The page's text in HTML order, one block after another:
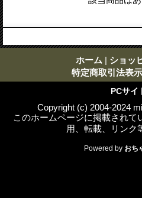
ホーム | ショッ
特定商取引法表示
PCサイ
Copyright (c) 2004-2024
このホームページに掲載されて
用、転載、リンク
Powered by おち